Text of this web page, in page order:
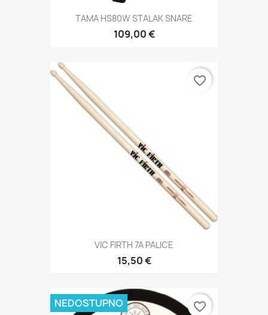
TAMA HS80W STALAK SNARE
109,00 €
VIC FIRTH 7A PALICE
15,50 €
favorite_border
NEDOSTUPNO favorite_border